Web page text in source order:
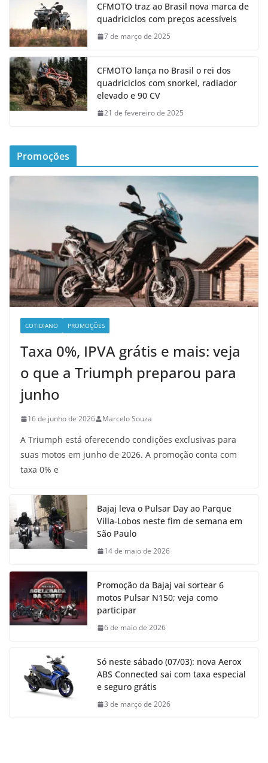
CFMOTO traz ao Brasil nova marca de
quadriciclos com preços acessíveis
7 de março de 2025
CFMOTO lança no Brasil o rei dos
quadriciclos com snorkel, radiador
elevado e 90 CV
21 de fevereiro de 2025
Promoções
COTIDIANO PROMOÇÕES
Taxa 0%, IPVA grátis e mais: veja
o que a Triumph preparou para
junho
16 de junho de 2026 Marcelo Souza
A Triumph está oferecendo condições exclusivas para
suas motos em junho de 2026. A promoção conta com
taxa 0% e
Bajaj leva o Pulsar Day ao Parque
Villa-Lobos neste fim de semana em
São Paulo
14 de maio de 2026
Promoção da Bajaj vai sortear 6
motos Pulsar N150; veja como
participar
6 de maio de 2026
Só neste sábado (07/03): nova Aerox
ABS Connected sai com taxa especial
e seguro grátis
3 de março de 2026